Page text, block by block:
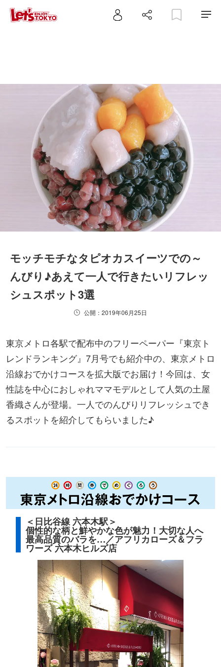
モッチモチなタピオカスイーツでの～
んびり♪あえて一人で行きたいリフレッ
シュスポット3選
公開：2019年06月25日
東京メトロ各駅で配布中のフリーペーパー『東京ト
レンドランキング』7月号でも紹介中の、東京メトロ
沿線おでかけコースを拡大版でお届け！今回は、女
性誌を中心におしゃれママモデルとして人気の土屋
香織さんが登場。一人でのんびりリフレッシュでき
るスポットを紹介してもらいました♪
＜日比谷線 六本木駅＞
個性的な柄と鮮やかな色が魅力！大切な人へ
最高品質のバラを…／アフリカローズ＆フラ
ワーズ 六本木ヒルズ店